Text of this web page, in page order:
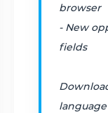
browser
- New
fields